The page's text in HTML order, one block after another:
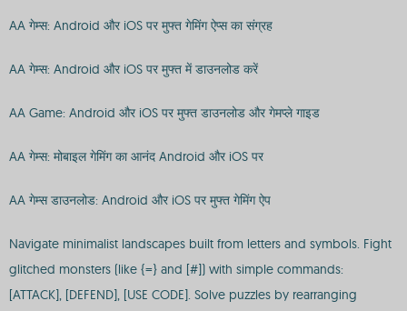
AA गेम्स: Android और iOS पर मुफ्त गेमिंग ऐप्स का संग्रह
AA गेम्स: Android और iOS पर मुफ्त में डाउनलोड करें
AA Game: Android और iOS पर मुफ्त डाउनलोड और गेमप्ले गाइड
AA गेम्स: मोबाइल गेमिंग का आनंद Android और iOS पर
AA गेम्स डाउनलोड: Android और iOS पर मुफ्त गेमिंग ऐप
Navigate minimalist landscapes built from letters and symbols. Fight
glitched monsters (like {=} and [#]) with simple commands:
[ATTACK], [DEFEND], [USE CODE]. Solve puzzles by rearranging